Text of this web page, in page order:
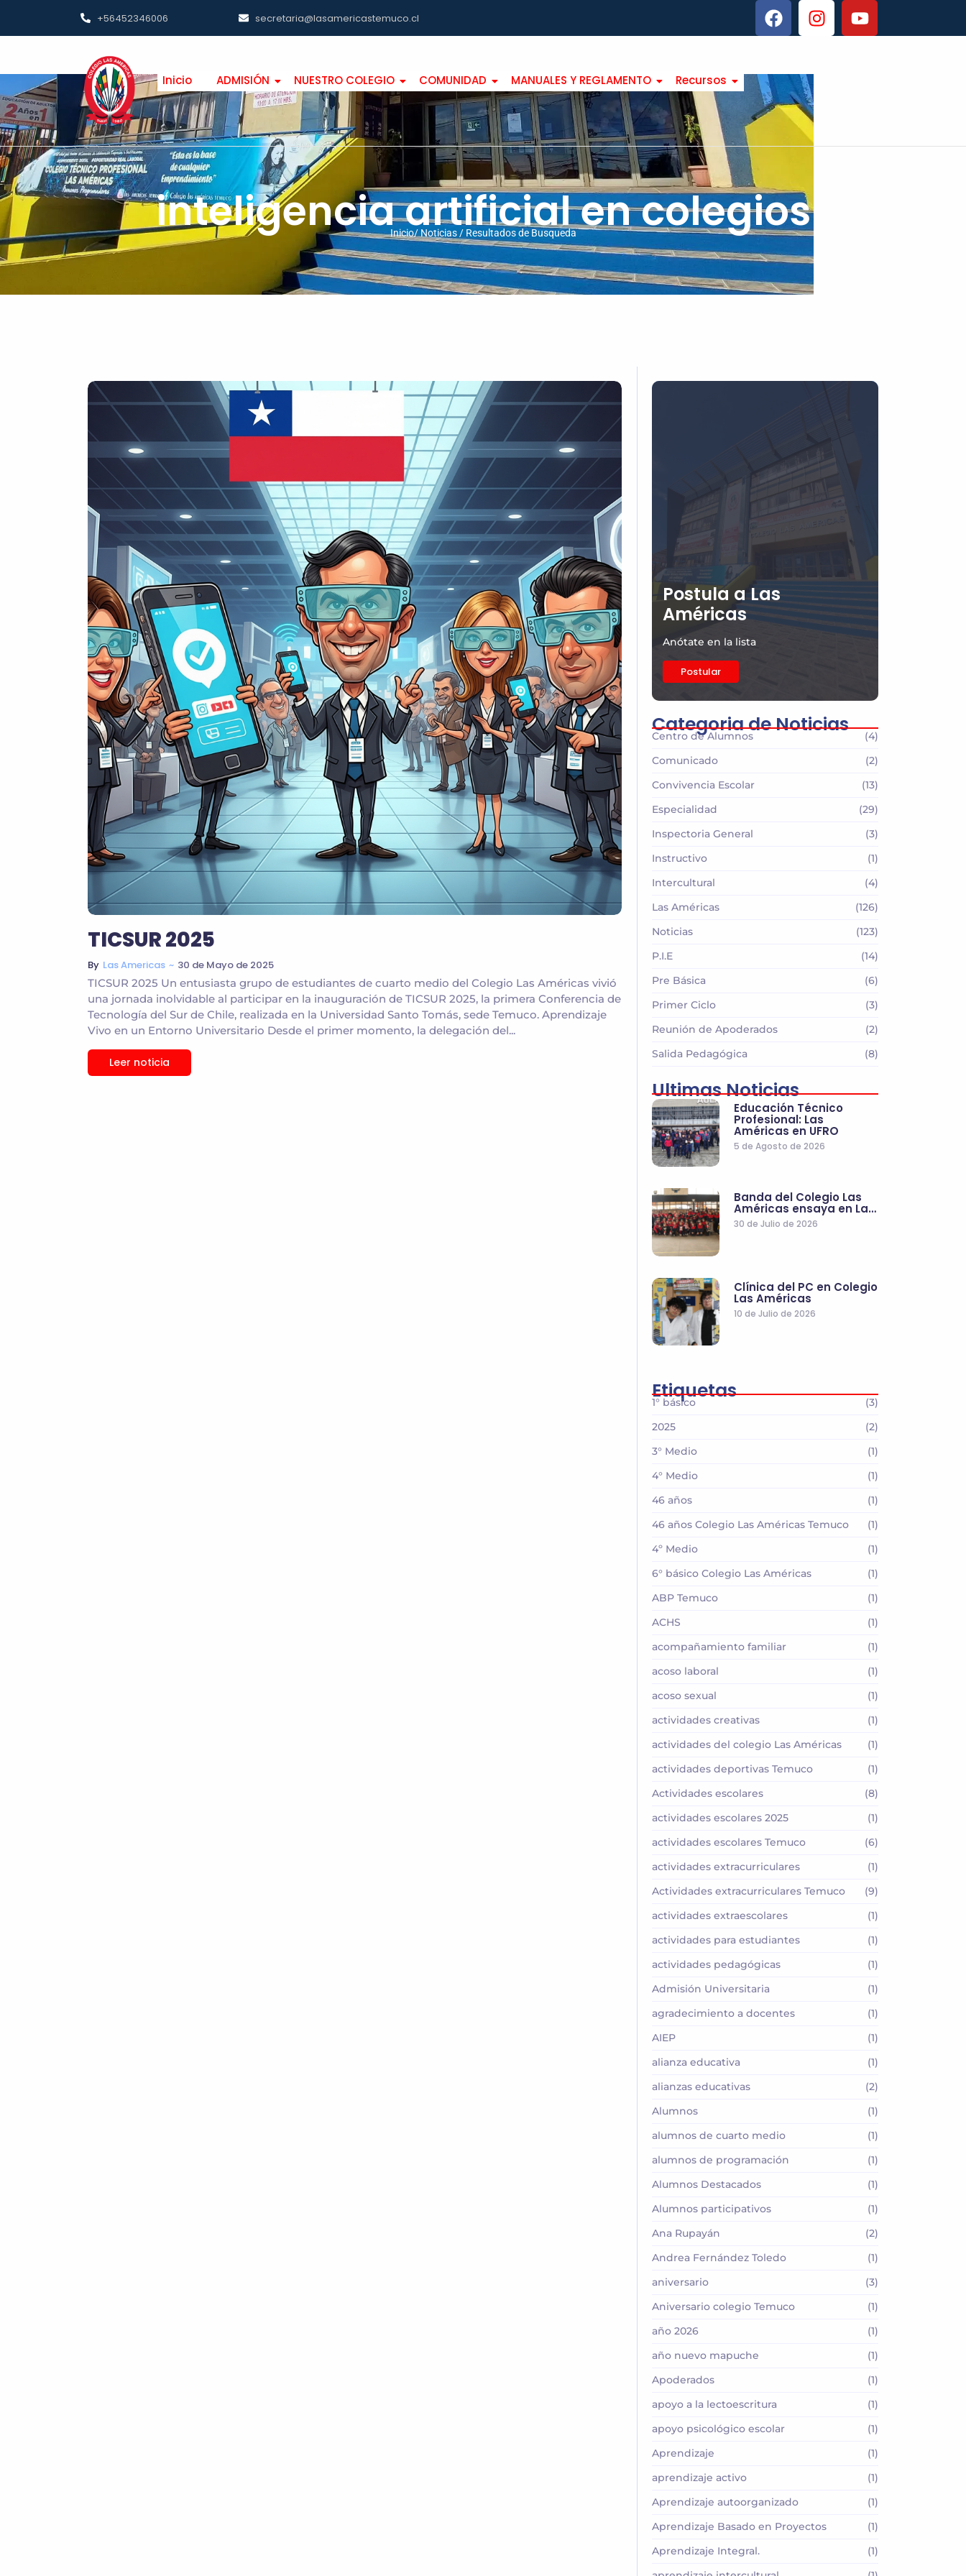
+56452346006 secretaria@lasamericastemuco.cl
Inicio ADMISIÓN NUESTRO COLEGIO COMUNIDAD MANUALES Y REGLAMENTO Recursos
inteligencia artificial en colegios
Inicio/ Noticias / Resultados de Busqueda
TICSUR 2025
By Las Americas ~ 30 de Mayo de 2025
TICSUR 2025 Un entusiasta grupo de estudiantes de cuarto medio del Colegio Las Américas vivió
una jornada inolvidable al participar en la inauguración de TICSUR 2025, la primera Conferencia de
Tecnología del Sur de Chile, realizada en la Universidad Santo Tomás, sede Temuco. Aprendizaje
Vivo en un Entorno Universitario Desde el primer momento, la delegación del...
Leer noticia
Postula a Las
Américas
Anótate en la lista
Postular
Categoria de Noticias
Centro de Alumnos
(4)
Comunicado
(2)
Convivencia Escolar
(13)
Especialidad
(29)
Inspectoria General
(3)
Instructivo
(1)
Intercultural
(4)
Las Américas
(126)
Noticias
(123)
P.I.E
(14)
Pre Básica
(6)
Primer Ciclo
(3)
Reunión de Apoderados
(2)
Salida Pedagógica
(8)
Ultimas Noticias
Educación Técnico
Profesional: Las
Américas en UFRO
5 de Agosto de 2026
Banda del Colegio Las
Américas ensaya en La…
30 de Julio de 2026
Clínica del PC en Colegio
Las Américas
10 de Julio de 2026
Etiquetas
1° básico
(3)
2025
(2)
3° Medio
(1)
4° Medio
(1)
46 años
(1)
46 años Colegio Las Américas Temuco
(1)
4º Medio
(1)
6° básico Colegio Las Américas
(1)
ABP Temuco
(1)
ACHS
(1)
acompañamiento familiar
(1)
acoso laboral
(1)
acoso sexual
(1)
actividades creativas
(1)
actividades del colegio Las Américas
(1)
actividades deportivas Temuco
(1)
Actividades escolares
(8)
actividades escolares 2025
(1)
actividades escolares Temuco
(6)
actividades extracurriculares
(1)
Actividades extracurriculares Temuco
(9)
actividades extraescolares
(1)
actividades para estudiantes
(1)
actividades pedagógicas
(1)
Admisión Universitaria
(1)
agradecimiento a docentes
(1)
AIEP
(1)
alianza educativa
(1)
alianzas educativas
(2)
Alumnos
(1)
alumnos de cuarto medio
(1)
alumnos de programación
(1)
Alumnos Destacados
(1)
Alumnos participativos
(1)
Ana Rupayán
(2)
Andrea Fernández Toledo
(1)
aniversario
(3)
Aniversario colegio Temuco
(1)
año 2026
(1)
año nuevo mapuche
(1)
Apoderados
(1)
apoyo a la lectoescritura
(1)
apoyo psicológico escolar
(1)
Aprendizaje
(1)
aprendizaje activo
(1)
Aprendizaje autoorganizado
(1)
Aprendizaje Basado en Proyectos
(1)
Aprendizaje Integral.
(1)